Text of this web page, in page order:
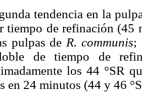
tendencia en la
tiempo de refinación (45
pulpas de R. communis;
de tiempo de
los 44 °SR
en 24 minutos (44 y 46